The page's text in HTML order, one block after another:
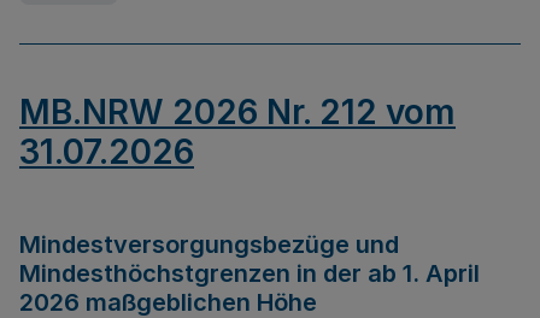
MB.NRW 2026 Nr. 212 vom
31.07.2026
Mindestversorgungsbezüge und
Mindesthöchstgrenzen in der ab 1. April
2026 maßgeblichen Höhe